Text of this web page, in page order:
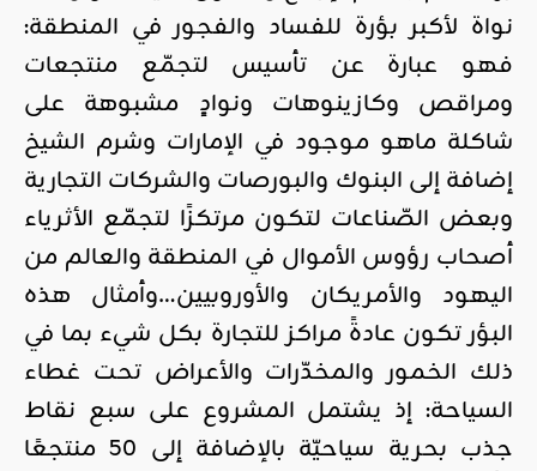
نواة لأكبر بؤرة للفساد والفجور في المنطقة:
فهو عبارة عن تأسيس لتجمّع منتجعات
ومراقص وكازينوهات ونوادٍ مشبوهة على
شاكلة ماهو موجود في الإمارات وشرم الشيخ
إضافة إلى البنوك والبورصات والشركات التجارية
وبعض الصّناعات لتكون مرتكزًا لتجمّع الأثرياء
أصحاب رؤوس الأموال في المنطقة والعالم من
اليهود والأمريكان والأوروبيين…وأمثال هذه
البؤر تكون عادةً مراكز للتجارة بكل شيء بما في
ذلك الخمور والمخدّرات والأعراض تحت غطاء
السياحة: إذ يشتمل المشروع على سبع نقاط
جذب بحرية سياحيّة بالإضافة إلى 50 منتجعًا